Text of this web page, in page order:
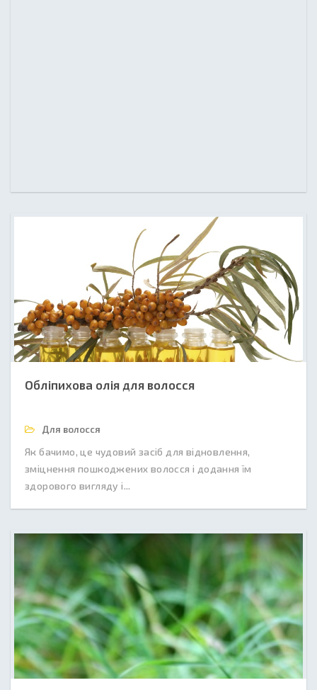
Обліпихова олія для волосся
Для волосся
Як бачимо, це чудовий засіб для відновлення,
зміцнення пошкоджених волосся і додання їм
здорового вигляду і...